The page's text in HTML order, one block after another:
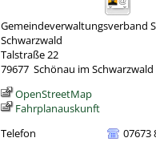
Gemeindeverwaltungsverband
Schwarzwald
Talstraße 22
79677 Schönau im Schwarzwald
OpenStreetMap
Fahrplanauskunft
Telefon
07673